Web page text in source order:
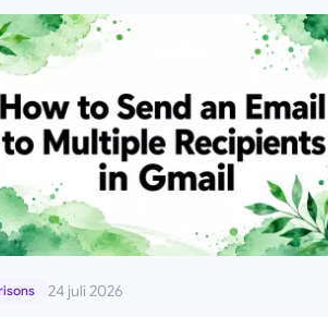
24 juli 2026